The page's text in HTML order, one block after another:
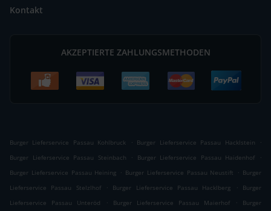
Kontakt
AKZEPTIERTE ZAHLUNGSMETHODEN
Burger Lieferservice Passau Kohlbruck . Burger Lieferservice Passau Hacklstein
.
Burger Lieferservice Passau Steinbach
. Burger Lieferservice Passau Haidenhof
.
Burger Lieferservice Passau Heining . Burger Lieferservice Passau Neustift . Burger
Lieferservice Passau Stelzlhof
. Burger Lieferservice Passau Hacklberg .
Burger
Lieferservice Passau Unteröd
. Burger Lieferservice Passau Maierhof .
Burger